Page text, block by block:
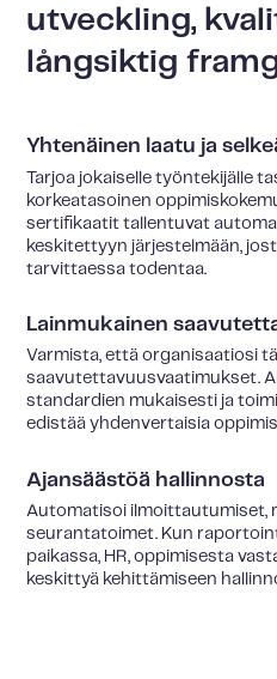
utveckling,
långsiktig
Yhtenäinen laatu ja
Tarjoa jokaiselle työntekijälle
korkeatasoinen
sertifikaatit tallentuvat
keskitettyyn järjestelmään,
tarvittaessa todentaa.
Lainmukainen
Varmista, että organisaatiosi
saavutettavuusvaatimukset.
standardien mukaisesti ja
edistää yhdenvertaisia
Ajansäästöä hallinnosta
Automatisoi ilmoittautumiset,
seurantatoimet. Kun
paikassa, HR, oppimisesta
keskittyä kehittämiseen